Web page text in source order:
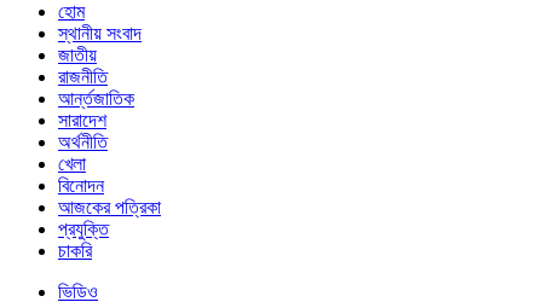
হোম
স্থানীয় সংবাদ
জাতীয়
রাজনীতি
আর্ন্তজাতিক
সারাদেশ
অর্থনীতি
খেলা
বিনোদন
আজকের পত্রিকা
প্রযুক্তি
চাকরি
ভিডিও